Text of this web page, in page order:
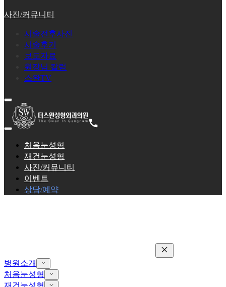
사진/커뮤니티
시술전후사진
시술후기
보도자료
원장님 칼럼
스완TV
처음눈성형
재건눈성형
사진/커뮤니티
이벤트
상담/예약
병원소개
처음눈성형
재건눈성형